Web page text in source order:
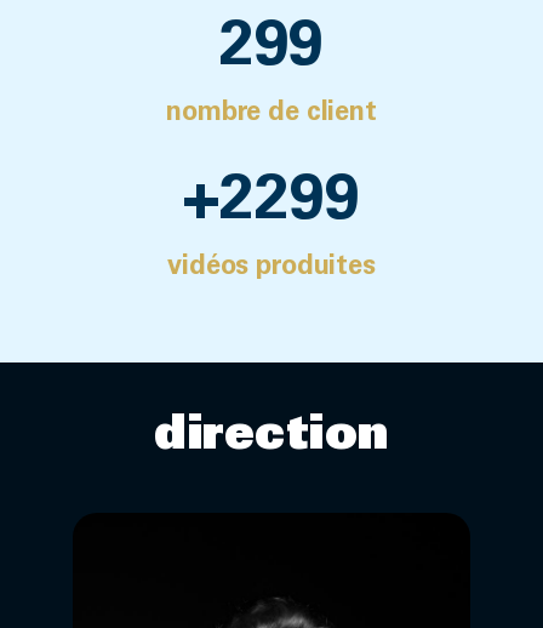
nombre de client
300
vidéos produites
+2300
direction